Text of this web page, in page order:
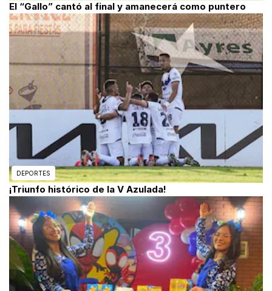
El “Gallo” cantó al final y amanecerá como puntero
DEPORTES
¡Triunfo histórico de la V Azulada!